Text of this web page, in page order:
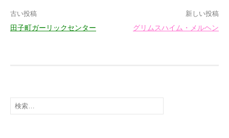
投
稿
ー
古い投稿
田子町ガーリックセンター
新しい投稿
グリムスハイム・メルヘン
検
索: